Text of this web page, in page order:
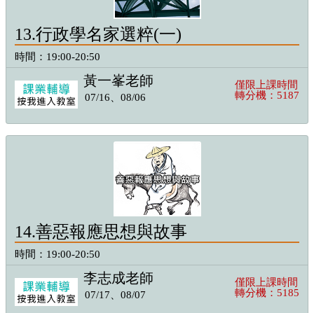
13.行政學名家選粹(一)
時間：19:00-20:50
黃一峯老師
僅限上課時間
轉分機：5187
07/16、08/06
14.善惡報應思想與故事
時間：19:00-20:50
李志成老師
僅限上課時間
轉分機：5185
07/17、08/07